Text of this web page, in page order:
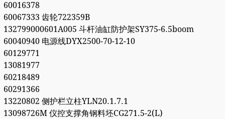
60016378
60067333 齿轮722359B
132799000601A005 斗杆油缸防护架SY375-6.5boom
60040940 电源线DYX2500-70-12-10
60129771
13081977
60218489
60291366
13220802 侧护栏立柱YLN20.1.7.1
13098726M 仪控支撑角钢料坯CG271.5-2(L)